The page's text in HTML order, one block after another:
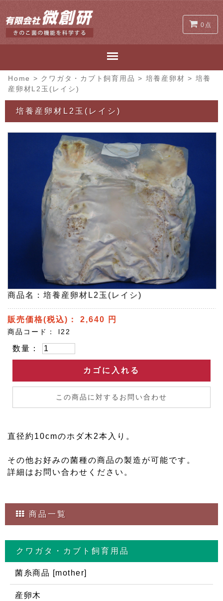
0点
Home > クワガタ・カブト飼育用品 > 培養産卵材 > 培養
産卵材L2玉(レイシ)
培養産卵材L2玉(レイシ)
商品名：培養産卵材L2玉(レイシ)
販売価格(税込)： 2,640 円
商品コード： l22
数量：
カゴに入れる
この商品に対するお問い合わせ
直径約10cmのホダ木2本入り。
その他お好みの菌種の商品の製造が可能です。
詳細はお問い合わせください。
商品一覧
クワガタ・カブト飼育用品
菌糸商品 [mother]
産卵木